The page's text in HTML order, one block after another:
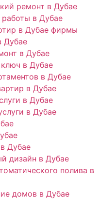
ремонт в Дубае
в Дубае
в Дубае фирмы
Дубае
в Дубае
в Дубае
в Дубае
в Дубае
в Дубае
в Дубае
Дубае
дизайн в Дубае
полива в
домов в Дубае